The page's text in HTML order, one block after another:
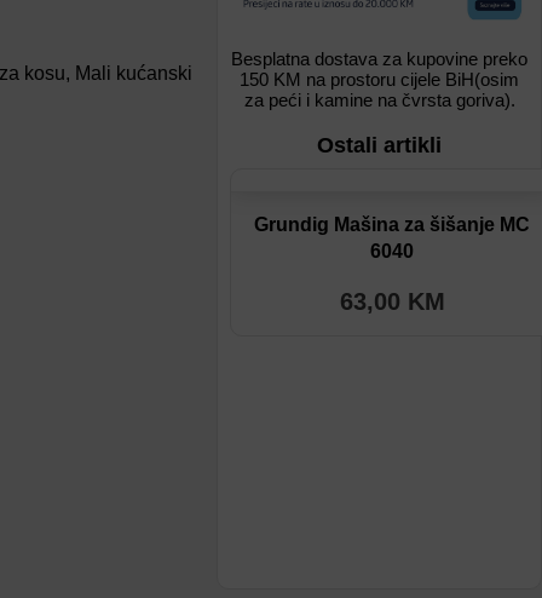
kosu, Mali kućanski
Besplatna dostava za kupovine preko
150 KM na prostoru cijele BiH(osim
za peći i kamine na čvrsta goriva).
Ostali artikli
Dodaj u poređenje
Dodaj na listu
Grundig Mašina za šišanje MC
6040
63,00 KM